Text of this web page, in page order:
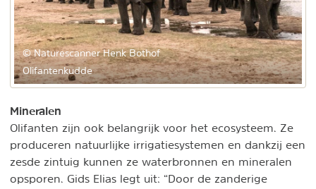
© Naturescanner Henk Bothof
Olifantenkudde
Mineralen
Olifanten zijn ook belangrijk voor het ecosysteem. Ze
produceren natuurlijke irrigatiesystemen en dankzij een
zesde zintuig kunnen ze waterbronnen en mineralen
opsporen. Gids Elias legt uit: “Door de zanderige